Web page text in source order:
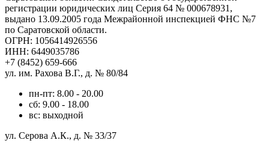
регистрации юридических лиц Серия 64 № 000678931,
выдано 13.09.2005 года Межрайонной инспекцией ФНС №7
по Саратовской области.
ОГРН: 1056414926556
ИНН: 6449035786
+7 (8452) 659-666
ул. им. Рахова В.Г., д. № 80/84
пн-пт: 8.00 - 20.00
сб: 9.00 - 18.00
вс: выходной
ул. Серова А.К., д. № 33/37